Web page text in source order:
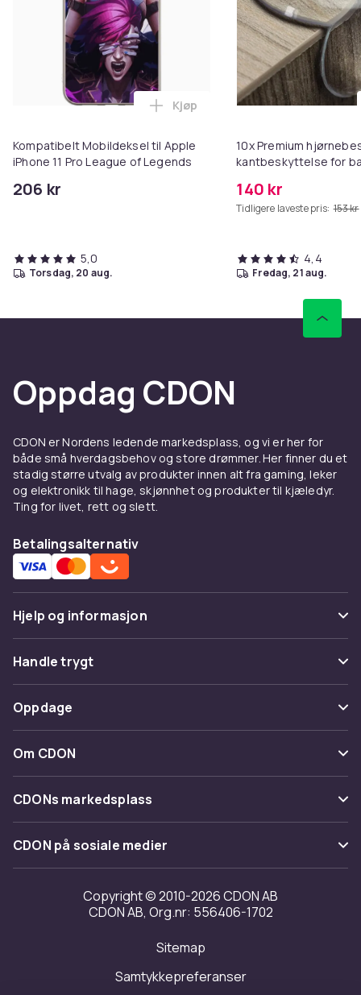
Kompatibelt Mobildeksel til Apple
iPhone 11 Pro League of Legends
206 kr
Legg Kompatibelt Mobildeksel
Kjøp
5,0
torsdag, 20 aug.
10x Premium
kantbeskyttelse for
140 kr
Tidligere laveste pris: 153 kr
4,4
fredag, 21 aug.
Oppdag CDON
CDON er Nordens ledende markedsplass, og vi er her for
både små hverdagsbehov og store drømmer. Her finner du et
stadig større utvalg av produkter innen alt fra gaming, leker
og elektronikk til hage, skjønnhet og produkter til kjæledyr.
Ting for livet, rett og slett.
Betalingsalternativ
Hjelp og informasjon
Vanlige spørsmål
Spor pakke
Angre & returner her
Kontakt oss
Handle trygt
Betaling
Levering
Tilbakekallinger
Oppdage
Kategorier
Varemerker
Om CDON
Om oss
Kundeanmeldelser
Jobbe på CDON
Investor relations
Tilgjengelighet
CDONs markedsplass
Merchant Help Center
CDON på sosiale medier
Copyright © 2010-2026 CDON AB
CDON AB, Org.nr: 556406-1702
Sitemap
Samtykkepreferanser